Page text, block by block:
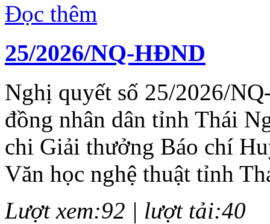
Đọc thêm
25/2026/NQ-HĐND
Nghị quyết số 25/2026/
đồng nhân dân tỉnh Thái
chi Giải thưởng Báo chí
Văn học nghệ thuật tỉnh
Lượt xem:92 | lượt tải:40